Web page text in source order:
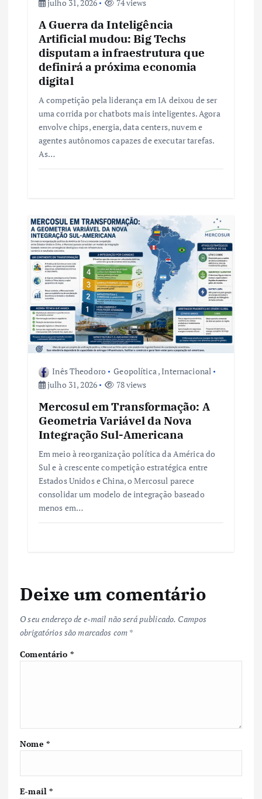
julho 31, 2026
74 views
A Guerra da Inteligência
Artificial mudou: Big Techs
disputam a infraestrutura que
definirá a próxima economia
digital
A competição pela liderança em IA deixou de ser
uma corrida por chatbots mais inteligentes. Agora
envolve chips, energia, data centers, nuvem e
agentes autônomos capazes de executar tarefas.
As…
Inês Theodoro Geopolítica,Internacional
julho 31, 2026
78 views
Mercosul em Transformação: A
Geometria Variável da Nova
Integração Sul-Americana
Em meio à reorganização política da América do
Sul e à crescente competição estratégica entre
Estados Unidos e China, o Mercosul parece
consolidar um modelo de integração baseado
menos em…
Deixe um comentário
O seu endereço de e-mail não será publicado. Campos
obrigatórios são marcados com *
Comentário *
Nome *
E-mail*